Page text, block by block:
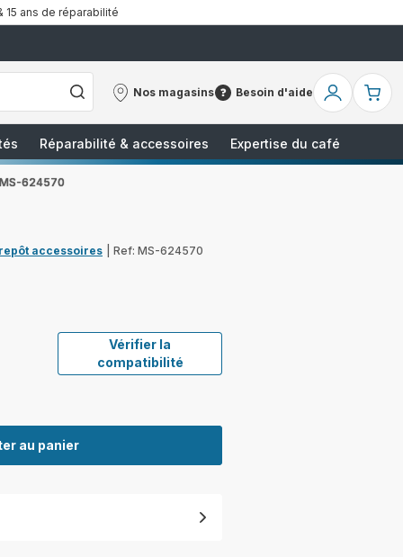
15 ans de réparabilité
Nos magasins
Nos
Besoin d'aide
Besoin
Mon
Réparabilité & accessoires Expertise du café
624570
accessoires Ref: MS-624570
Vérifier la
compatibilité
au panier